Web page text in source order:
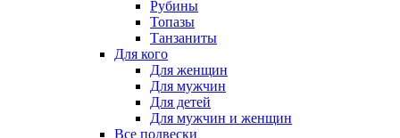
Рубины
Топазы
Танзаниты
Для кого
Для женщин
Для мужчин
Для детей
Для мужчин и женщин
Все подвески